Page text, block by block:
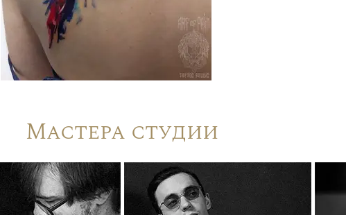
Мастера студии